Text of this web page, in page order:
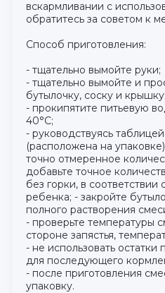
вскармливании с
обратитесь за советом к
Способ приготовления:
- тщательно вымойте руки;
- тщательно вымойте и
бутылочку, соску и крышку;
- прокипятите питьевую
40°С;
- руководствуясь
(расположена на
точно отмеренное
добавьте точное
без горки, в
ребенка; - закройте
полного растворения
- проверьте температуры
стороне запястья,
- не использовать
для последующего
- после приготовления
упаковку.